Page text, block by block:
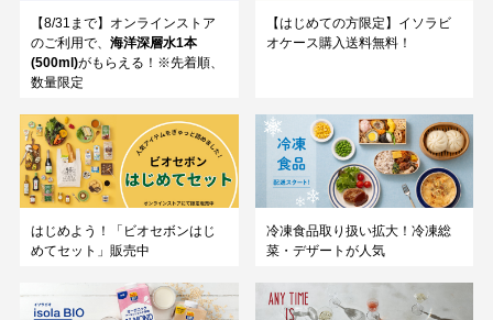
【8/31まで】オンラインストア
のご利用で、 海洋深層水1本
(500ml)がもらえる！※先着順、
数量限定
【はじめての方限定】イソラビ
オケース購入送料無料！
はじめよう！「ビオセボンはじ
めてセット」販売中
冷凍食品取り扱い拡大！冷凍総
菜・デザートが人気